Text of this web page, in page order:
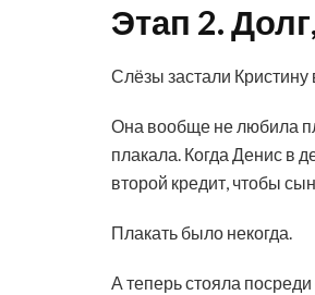
Этап 2.
Слёзы застали Кристину
Она вообще не любила
плакала. Когда Денис в
второй кредит, чтобы
Плакать было некогда.
А теперь стояла